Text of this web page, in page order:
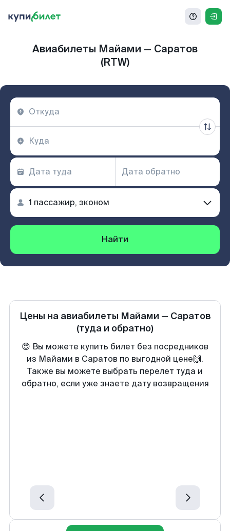
Авиабилеты Майами — Саратов
(RTW)
Найти
Цены на авиабилеты Майами — Саратов
(туда и обратно)
😍 Вы можете купить билет без посредников
из Майами в Саратов по выгодной цене🙌.
Также вы можете выбрать перелет туда и
обратно, если уже знаете дату возвращения